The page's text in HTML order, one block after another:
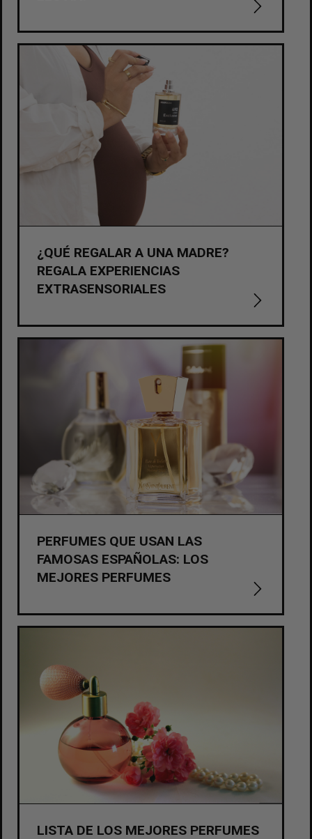
¿QUÉ REGALAR A UNA MADRE?
REGALA EXPERIENCIAS
EXTRASENSORIALES
PERFUMES QUE USAN LAS
FAMOSAS ESPAÑOLAS: LOS
MEJORES PERFUMES
LISTA DE LOS MEJORES PERFUMES